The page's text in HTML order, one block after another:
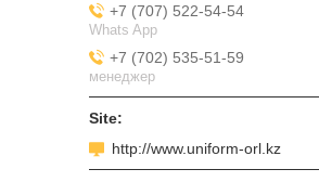
+7 (707) 522-54-54
Whats App
+7 (702) 535-51-59
менеджер
http://www.uniform-orl.kz